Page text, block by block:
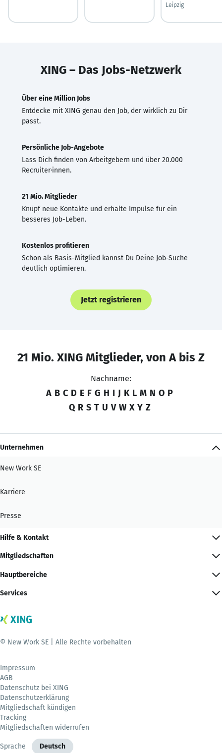
Leipzig
XING – Das Jobs-Netzwerk
Über eine Million Jobs
Entdecke mit XING genau den Job, der wirklich zu Dir
passt.
Persönliche Job-Angebote
Lass Dich finden von Arbeitgebern und über 20.000
Recruiter·innen.
21 Mio. Mitglieder
Knüpf neue Kontakte und erhalte Impulse für ein
besseres Job-Leben.
Kostenlos profitieren
Schon als Basis-Mitglied kannst Du Deine Job-Suche
deutlich optimieren.
Jetzt registrieren
21 Mio. XING Mitglieder, von A bis Z
Nachname:
A B C D E F G H I J K L M N O P
Q R S T U V W X Y Z
Unternehmen
New Work SE
Karriere
Presse
Hilfe & Kontakt
Mitgliedschaften
Hauptbereiche
Services
© New Work SE | Alle Rechte vorbehalten
Impressum
AGB
Datenschutz bei XING
Datenschutzerklärung
Mitgliedschaft kündigen
Tracking
Mitgliedschaften widerrufen
Sprache Deutsch